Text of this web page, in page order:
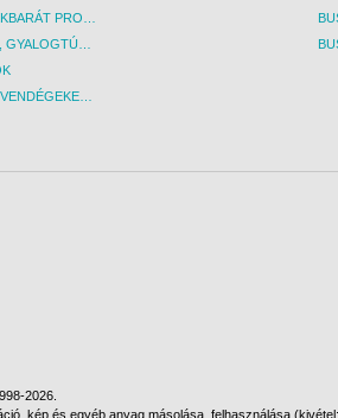
2026.
kép és egyéb anyag másolása, felhasználása